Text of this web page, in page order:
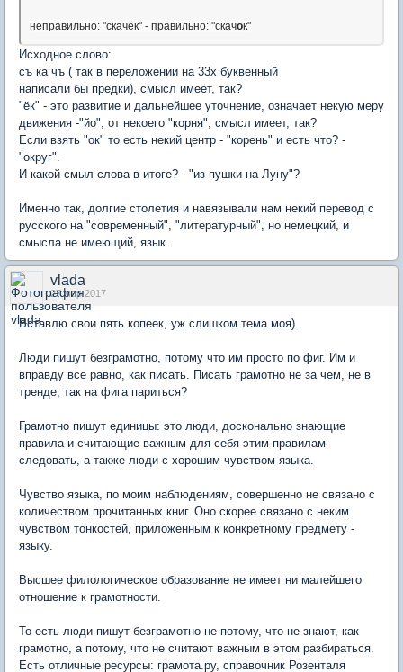
неправильно: "скачёк" - правильно: "скачок"
Исходное слово:
съ ка чъ ( так в переложении на 33х буквенный
написали бы предки), смысл имеет, так?
"ёк" - это развитие и дальнейшее уточнение, означает некую меру
движения -"йо", от некоего "корня", смысл имеет, так?
Если взять "ок" то есть некий центр - "корень" и есть что? -
"округ".
И какой смыл слова в итоге? - "из пушки на Луну"?
Именно так, долгие столетия и навязывали нам некий перевод с
русского на "современный", "литературный", но немецкий, и
смысла не имеющий, язык.
vlada
27 мар 2017
Вставлю свои пять копеек, уж слишком тема моя).
Люди пишут безграмотно, потому что им просто по фиг. Им и
вправду все равно, как писать. Писать грамотно не за чем, не в
тренде, так на фига париться?
Грамотно пишут единицы: это люди, досконально знающие
правила и считающие важным для себя этим правилам
следовать, а также люди с хорошим чувством языка.
Чувство языка, по моим наблюдениям, совершенно не связано с
количеством прочитанных книг. Оно скорее связано с неким
чувством тонкостей, приложенным к конкретному предмету -
языку.
Высшее филологическое образование не имеет ни малейшего
отношение к грамотности.
То есть люди пишут безграмотно не потому, что не знают, как
грамотно, а потому, что не считают важным в этом разбираться.
Есть отличные ресурсы: грамота.ру, справочник Розенталя